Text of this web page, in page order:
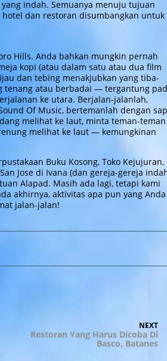
indah. Semuanya menuju tujuan
dan restoran disumbangkan untuk
Hills. Anda bahkan mungkin pernah
kopi (atau dalam satu atau dua film
dan tebing menakjubkan yang tiba-
tenang atau berbadai — tergantung
ke utara. Berjalan-jalanlah,
Of Music, bertemanlah dengan
melihat ke laut, minta teman-teman
melihat ke laut — kemungkinan
Buku Kosong, Toko Kejujuran,
Jose di Ivana (dan gereja-gereja
Alapad. Masih ada lagi, tetapi kami
akhirnya, aktivitas apa pun yang Anda
jalan-jalan!
Next
Post
NEXT
Restoran Yang Harus Dicoba Di
Basco, Batanes